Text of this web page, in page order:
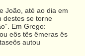
João, até ao dia em
destes se torne
Em Grego:
eôs tês êmeras ês
autou